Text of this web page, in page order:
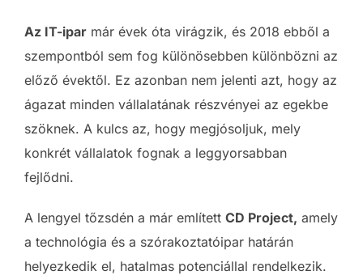
Az IT-ipar már évek óta virágzik, és 2018 ebből a
szempontból sem fog különösebben különbözni az
előző évektől. Ez azonban nem jelenti azt, hogy az
ágazat minden vállalatának részvényei az egekbe
szöknek. A kulcs az, hogy megjósoljuk, mely
konkrét vállalatok fognak a leggyorsabban
fejlődni.
A lengyel tőzsdén a már említett CD Project, amely
a technológia és a szórakoztatóipar határán
helyezkedik el, hatalmas potenciállal rendelkezik.